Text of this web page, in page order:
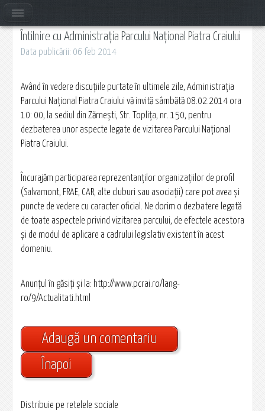
Întilnire cu Administrația Parcului Național Piatra Craiului
Data publicării: 06 feb 2014
Având în vedere discuţiile purtate în ultimele zile, Administraţia
Parcului Naţional Piatra Craiului vă invită sâmbătă 08.02.2014 ora
10: 00, la sediul din Zărneşti, Str. Topliţa, nr. 150, pentru
dezbaterea unor aspecte legate de vizitarea Parcului Naţional
Piatra Craiului.
Încurajăm participarea reprezentanţilor organizaţiilor de profil
(Salvamont, FRAE, CAR, alte cluburi sau asociaţii) care pot avea şi
puncte de vedere cu caracter oficial. Ne dorim o dezbatere legată
de toate aspectele privind vizitarea parcului, de efectele acestora
şi de modul de aplicare a cadrului legislativ existent în acest
domeniu.
Anunţul în găsiţi şi la: http://www.pcrai.ro/lang-
ro/9/Actualitati.html
Adaugă un comentariu
Înapoi
Distribuie pe retelele sociale